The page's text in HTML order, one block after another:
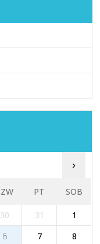
›
PT SOB
30 31
1
6 7
8